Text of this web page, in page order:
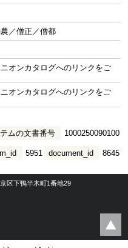
／僧正／僧都
ニオンカタログへのリンクをご
ニオンカタログへのリンクをご
ムの文書番号 1000250090100
document_id 8645
5951
区下鴨半木町1番地29